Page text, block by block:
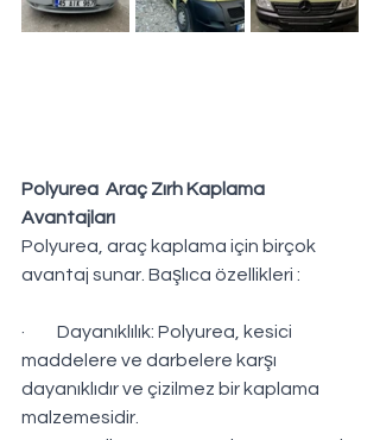
Polyurea  Araç Zırh Kaplama
Avantajları
Polyurea, araç kaplama için birçok
avantaj sunar. Başlıca özellikleri :
·         Dayanıklılık: Polyurea, kesici
maddelere ve darbelere karşı
dayanıklıdır ve çizilmez bir kaplama
malzemesidir.